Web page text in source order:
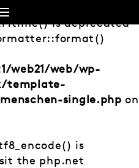
is deprecated
web21/web/wp-
template-
single.php on
is
the php.net